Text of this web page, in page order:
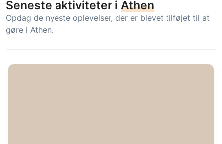
Seneste aktiviteter i Athen
Opdag de nyeste oplevelser, der er blevet tilføjet til at
gøre i Athen.